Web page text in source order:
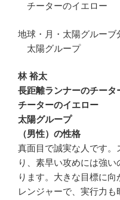
チーターのイエロー
地球・月・太陽グルーブ
太陽グループ
林 裕太
長距離ランナーのチータ
チーターのイエロー
太陽グループ
（男性）の性格
真面目で誠実な人です
り、素早い攻めには強
ります。大きな目標に
レンジャーで、実行力